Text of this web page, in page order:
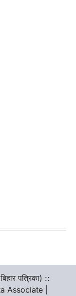
पत्रिका) ::
Associate